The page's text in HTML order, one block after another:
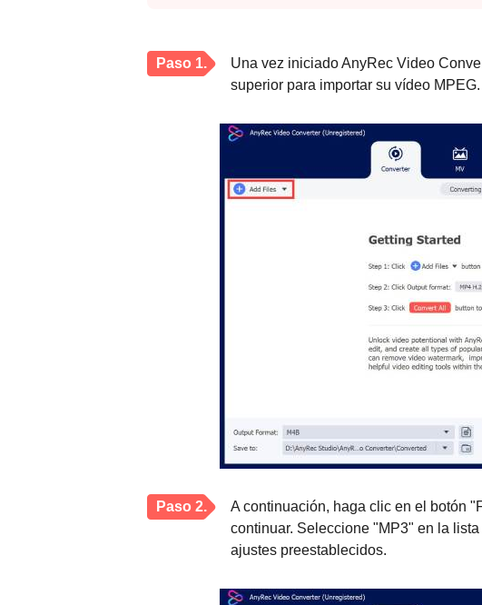
Paso 1.
Una vez iniciado AnyRec Video
superior para importar su vídeo
Paso 2.
A continuación, haga clic en el botón
continuar. Seleccione "MP3" en la
ajustes preestablecidos.